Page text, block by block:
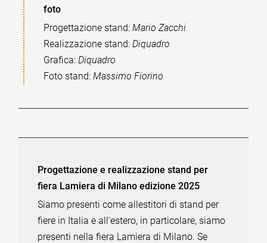
foto
Progettazione stand:Mario Zacchi
Realizzazione stand:Diquadro
Grafica:Diquadro
Foto stand:Massimo Fiorino
Progettazione e realizzazione stand per
fiera Lamiera di Milano edizione 2025
Siamo presenti come allestitori di stand per
fiere in Italia e all'estero, in particolare, siamo
presenti nella fiera Lamiera di Milano. Se